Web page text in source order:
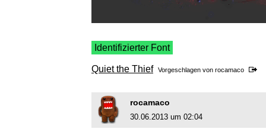
Identifizierter Font
Quiet the Thief Vorgeschlagen von rocamaco
rocamaco
30.06.2013 um 02:04